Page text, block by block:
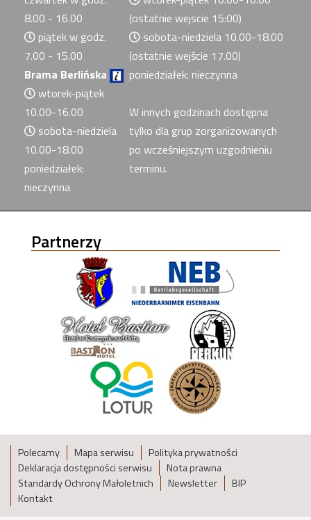
8.00 - 16.00
piątek w godz.
7.00 - 15.00
Brama Berlińska
wtorek-piątek
10.00-16.00
sobota-niedziela
10.00-18.00
poniedziałek:
nieczynna
(ostatnie wejscie 15:00)
sobota-niedziela 10.00-18.00
(ostatnie wejście 17.00)
poniedziałek: nieczynna
W innych godzinach dostępna
tylko dla grup zorganizowanych
po wcześniejszym uzgodnieniu
terminu.
Partnerzy
Polecamy Mapa serwisu
Polityka prywatności
Deklaracja dostępności serwisu
Nota prawna
Standardy Ochrony Małoletnich
Newsletter
BIP
Kontakt